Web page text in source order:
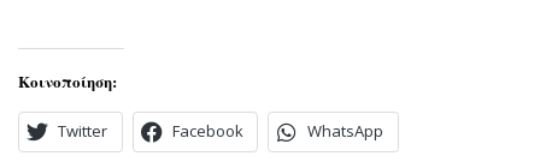
Κοινοποίηση:
Twitter Facebook WhatsApp